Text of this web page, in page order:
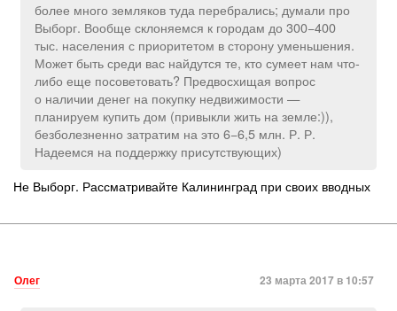
более много земляков туда перебрались; думали про
Выборг. Вообще склоняемся к городам до 300−400
тыс. населения с приоритетом в сторону уменьшения.
Может быть среди вас найдутся те, кто сумеет нам что-
либо еще посоветовать? Предвосхищая вопрос
о наличии денег на покупку недвижимости —
планируем купить дом (привыкли жить на земле:)),
безболезненно затратим на это 6−6,5 млн. Р. Р.
Надеемся на поддержку присутствующих)
Не Выборг. Рассматривайте Калининград при своих вводных
Олег 23 марта 2017 в 10:57